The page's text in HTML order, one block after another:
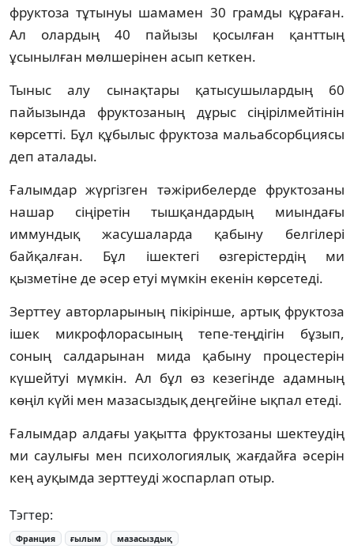
фруктоза тұтынуы шамамен 30 грамды құраған.
Ал олардың 40 пайызы қосылған қанттың
ұсынылған мөлшерінен асып кеткен.
Тыныс алу сынақтары қатысушылардың 60
пайызында фруктозаның дұрыс сіңірілмейтінін
көрсетті. Бұл құбылыс фруктоза мальабсорбциясы
деп аталады.
Ғалымдар жүргізген тәжірибелерде фруктозаны
нашар сіңіретін тышқандардың миындағы
иммундық жасушаларда қабыну белгілері
байқалған. Бұл ішектегі өзгерістердің ми
қызметіне де әсер етуі мүмкін екенін көрсетеді.
Зерттеу авторларының пікірінше, артық фруктоза
ішек микрофлорасының тепе-теңдігін бұзып,
соның салдарынан мида қабыну процестерін
күшейтуі мүмкін. Ал бұл өз кезегінде адамның
көңіл күйі мен мазасыздық деңгейіне ықпал етеді.
Ғалымдар алдағы уақытта фруктозаны шектеудің
ми саулығы мен психологиялық жағдайға әсерін
кең ауқымда зерттеуді жоспарлап отыр.
Тэгтер:
Франция ғылым мазасыздық